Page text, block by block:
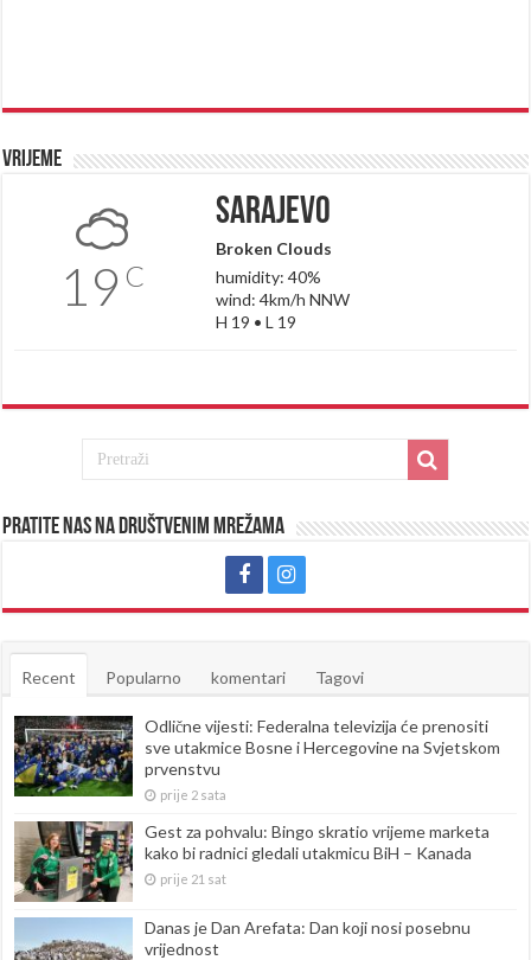
Vrijeme
19 C
Sarajevo
Broken Clouds
humidity: 40%
wind: 4km/h NNW
H 19 • L 19
Pratite nas na društvenim mrežama
Recent Popularno komentari Tagovi
Odlične vijesti: Federalna televizija će prenositi
sve utakmice Bosne i Hercegovine na Svjetskom
prvenstvu
prije 2 sata
Gest za pohvalu: Bingo skratio vrijeme marketa
kako bi radnici gledali utakmicu BiH – Kanada
prije 21 sat
Danas je Dan Arefata: Dan koji nosi posebnu
vrijednost